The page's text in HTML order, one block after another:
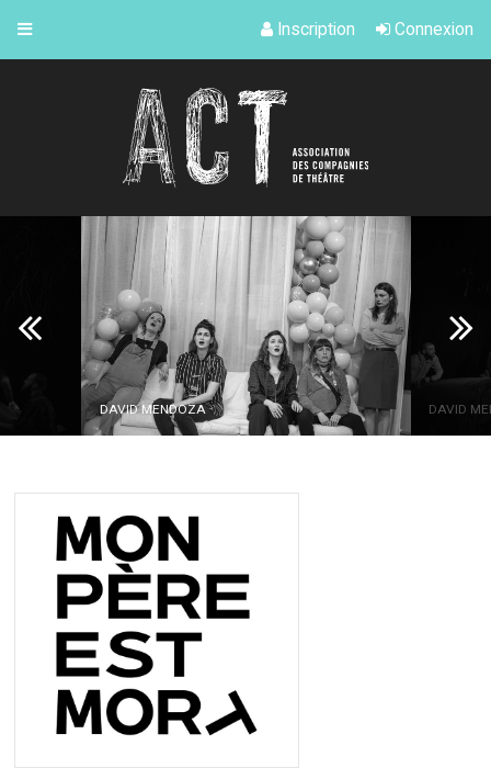
Inscription Connexion
DAVID MENDOZA DAVID MENDOZA